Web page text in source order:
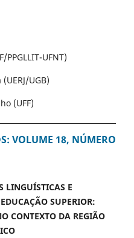
UFNT)
UGB)
(UFF)
VOLUME 18, NÚMERO
LINGUÍSTICAS E
SUPERIOR:
CONTEXTO DA REGIÃO